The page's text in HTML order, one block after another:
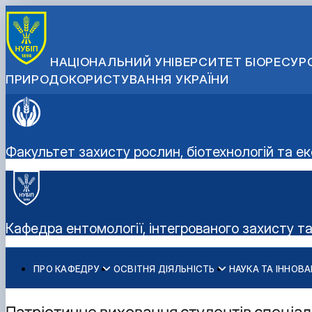
НАЦІОНАЛЬНИЙ УНІВЕРСИТЕТ
ПРИРОДОКОРИСТУВАННЯ УКРАЇНИ
Факультет захисту рослин, біотехнологій та
Кафедра ентомології, інтегрованого захисту
ПРО КАФЕДРУ
Історія кафедри
ОСВІТНЯ ДІЯЛЬНІСТЬ
ОС "Бакалавр"
НАУКА ТА
Науково-дослідна робота
Профорієнтаційна робота